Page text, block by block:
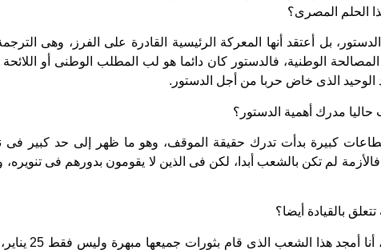
الحلم المصرى؟
الدستور، بل أعتقد أنها المعركة الرئيسية القادرة على الفرز، وهى
الوحيد الذى خاض حربا من أجل الدستور.
مدرك أهمية الدستور؟
كبيرة بدأت تدرك حقيقة الموقف، وهو ما ظهر إلى حد كبير فى
لم تكن بالشعب أبدا، لكن فى الذين لا يقومون بدورهم فى تنويره،
بالقيادة أيضا؟
– بشكل كبير،